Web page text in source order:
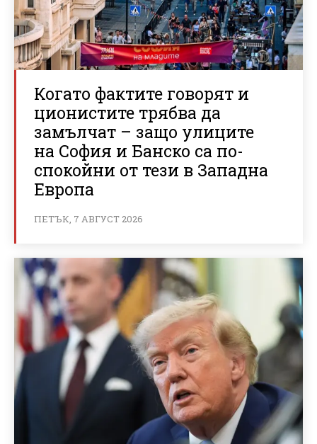
Когато фактите говорят и
ционистите трябва да
замълчат – защо улиците
на София и Банско са по-
спокойни от тези в Западна
Европа
ПЕТЪК, 7 АВГУСТ 2026